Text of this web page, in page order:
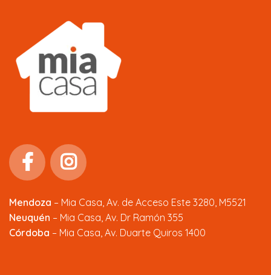
Mendoza – Mia Casa, Av. de Acceso Este 3280, M5521
Neuquén – Mia Casa, Av. Dr Ramón 355
Córdoba – Mia Casa, Av. Duarte Quiros 1400